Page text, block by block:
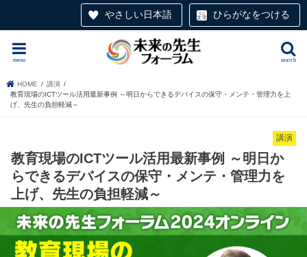
やさしい日本語 ひらがなをつける
search
menu
HOME
講演
教育現場のICTツール活用最新事例 ～明日からできるデバイスの保守・メンテ・管理力を上
げ、先生の負担軽減～
講演
教育現場のICTツール活用最新事例 ～明日か
らできるデバイスの保守・メンテ・管理力を
上げ、先生の負担軽減～